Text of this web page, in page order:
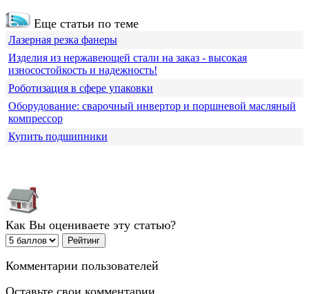
Еще статьи по теме
Лазерная резка фанеры
Изделия из нержавеющей стали на заказ - высокая
износостойкость и надежность!
Роботизация в сфере упаковки
Оборудование: сварочный инвертор и поршневой масляный
компрессор
Купить подшипники
Как Вы оцениваете эту статью?
Комментарии пользователей